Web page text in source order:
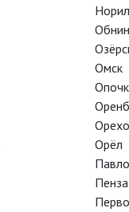
– вашу маму и там,
и услышать
в «Трубадуре» на
Джульетты в так
«Ромео и
а куда
в расписании!
Омск
Орёл
Пенза